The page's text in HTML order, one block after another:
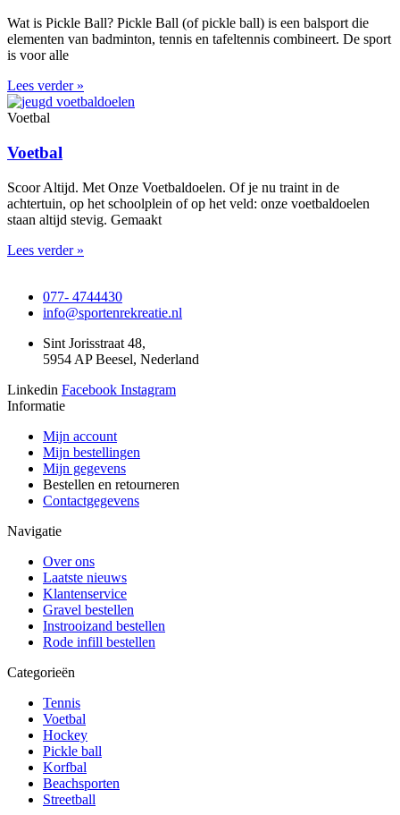
Wat is Pickle Ball? Pickle Ball (of pickle ball) is een balsport die
elementen van badminton, tennis en tafeltennis combineert. De sport
is voor alle
Lees verder »
Voetbal
Voetbal
Scoor Altijd. Met Onze Voetbaldoelen. Of je nu traint in de
achtertuin, op het schoolplein of op het veld: onze voetbaldoelen
staan altijd stevig. Gemaakt
Lees verder »
077- 4744430
info@sportenrekreatie.nl
Sint Jorisstraat 48,
5954 AP Beesel, Nederland
Linkedin Facebook Instagram
Informatie
Mijn account
Mijn bestellingen
Mijn gegevens
Bestellen en retourneren
Contactgegevens
Navigatie
Over ons
Laatste nieuws
Klantenservice
Gravel bestellen
Instrooizand bestellen
Rode infill bestellen
Categorieën
Tennis
Voetbal
Hockey
Pickle ball
Korfbal
Beachsporten
Streetball